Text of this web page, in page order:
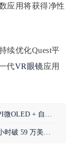
应用将获得净性
续优化Quest平
代VR眼镜应用
片，剑指高端XR市场
眼镜的需求比想象中猛